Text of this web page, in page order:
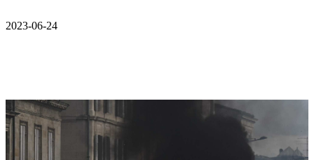
2023-06-24